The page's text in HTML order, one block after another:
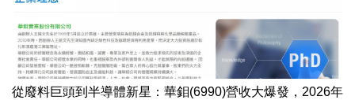
從廢料巨頭到半導體新星：華鉬(6990)營收大爆發，2026年